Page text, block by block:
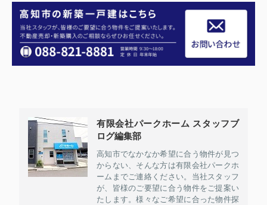
有限会社パークホーム スタッフブ
ログ編集部
高知市でなかなか希望に合う物件が見つ
からない、そんな方は有限会社パークホ
ームまでご連絡ください。当社スタッフ
が、皆様のご要望に合う物件をご提案い
たします。様々なご希望に合った物件探